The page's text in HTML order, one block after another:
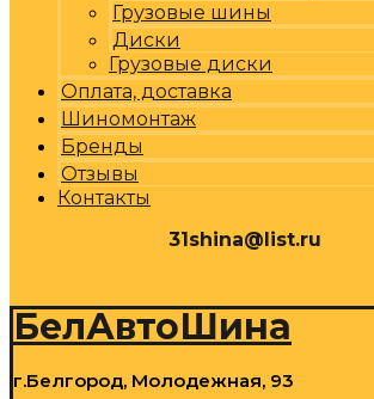
Грузовые шины
Диски
Грузовые диски
Оплата, доставка
Шиномонтаж
Бренды
Отзывы
Контакты
31shina@list.ru
БелАвтоШина
г.Белгород, Молодежная, 93